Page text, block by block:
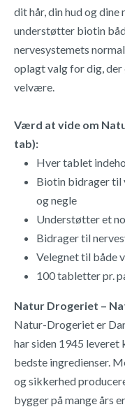
dit hår, din hud og dine
understøtter biotin
nervesystemets
oplagt valg for dig, der
velvære.
Værd at vide om
tab):
Hver tablet
Biotin bidrager til
og negle
Understøtter et
Bidrager til
Velegnet til både
100 tabletter pr.
Natur Drogeriet –
Natur-Drogeriet er
har siden 1945 leveret
bedste ingredienser.
og sikkerhed
bygger på mange års